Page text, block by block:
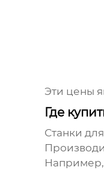
Эти цены
Где
Станки